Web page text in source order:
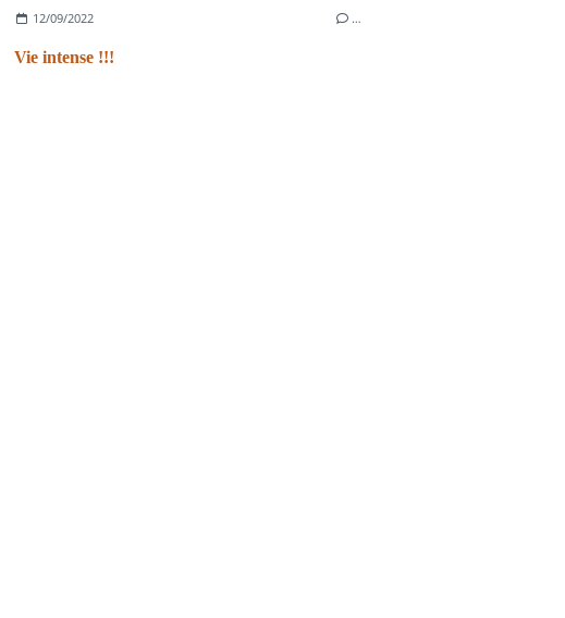
12/09/2022 …
Vie intense !!!